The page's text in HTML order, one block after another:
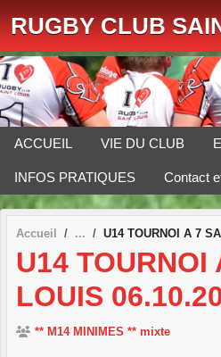
RUGBY CLUB
ACCUEIL VIE DU CLUB
INFOS PRATIQUES Contact
Accueil U14 TOURNOI A 7
U14 TOURNOI
LOUIS
** M14 MINIMES ** mixte